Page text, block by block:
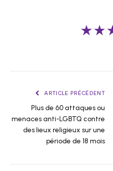
ARTICLE PRÉCÉDENT
Plus de 60 attaques ou
menaces anti-LGBTQ contre
des lieux religieux sur une
période de 18 mois